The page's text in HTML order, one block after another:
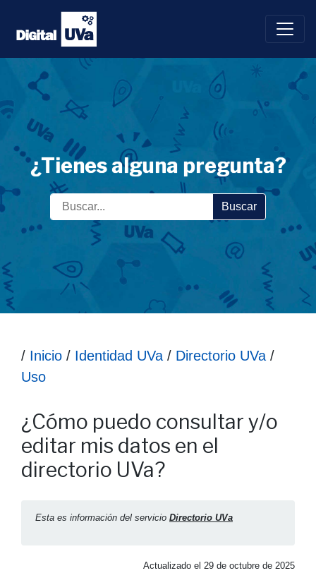
Saltar
contenido
¿Tienes alguna pregunta?
Buscar
Ruta hasta la información
/ Inicio / Identidad UVa / Directorio UVa /
Uso
¿Cómo puedo consultar y/o
editar mis datos en el
directorio UVa?
Esta es información del servicio Directorio UVa
Actualizado el 29 de octubre de 2025